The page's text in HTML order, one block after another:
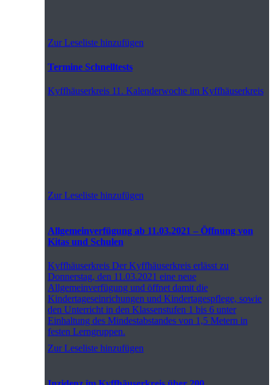
Zur Leseliste hinzufügen
Termine Schnelltests
Kyffhäuserkreis11. Kalenderwoche im Kyffhäuserkreis
Zur Leseliste hinzufügen
Allgemeinverfügung ab 11.03.2021 – Öffnung von
Kitas und Schulen
KyffhäuserkreisDer Kyffhäuserkreis erlässt zu
Donnerstag, den 11.03.2021 eine neue
Allgemeinverfügung und öffnet damit die
Kindertageseinrichungen und Kindertagespflege, sowie
den Unterricht in den Klassenstufen 1 bis 6 unter
Einhaltung des Mindestabstandes von 1,5 Metern in
festen Lerngruppen.
Zur Leseliste hinzufügen